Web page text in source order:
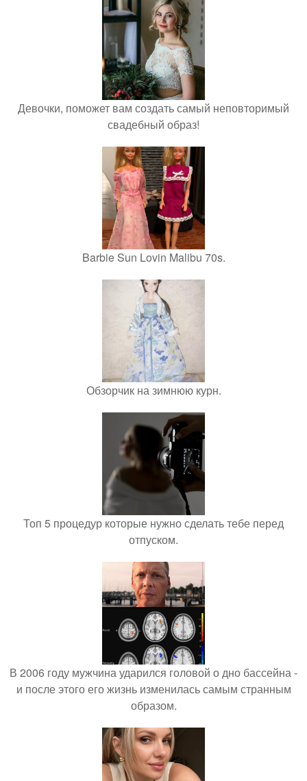
Девочки, поможет вам создать самый неповторимый
свадебный образ!
Barbie Sun Lovin Malibu 70s.
Обзорчик на зимнюю курн.
Топ 5 процедур которые нужно сделать тебе перед
отпуском.
В 2006 году мужчина ударился головой о дно бассейна -
и после этого его жизнь изменилась самым странным
образом.